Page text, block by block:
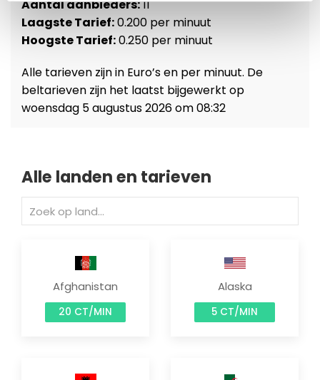
Aantal aanbieders:11
Laagste Tarief:0.200 per minuut
Hoogste Tarief:0.250 per minuut
Alle tarieven zijn in Euro’s en per minuut. De
beltarieven zijn het laatst bijgewerkt op
woensdag 5 augustus 2026 om 08:32
Alle landen en tarieven
Afghanistan
20 CT/MIN
Alaska
5 CT/MIN